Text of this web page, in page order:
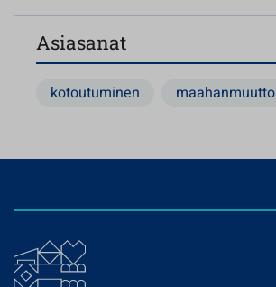
Asiasanat
kotoutuminen maahanmuutto